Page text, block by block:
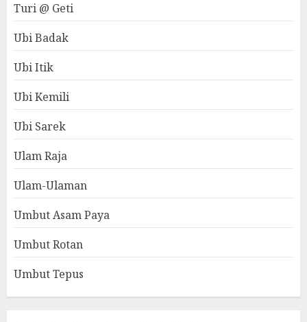
Turi @ Geti
Ubi Badak
Ubi Itik
Ubi Kemili
Ubi Sarek
Ulam Raja
Ulam-Ulaman
Umbut Asam Paya
Umbut Rotan
Umbut Tepus